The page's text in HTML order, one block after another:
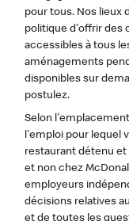
pour tous. Nos lieux
politique d'offrir des
accessibles à tous
aménagements
disponibles sur
postulez.
Selon
l'emploi pour lequel
restaurant détenu
et non chez
employeurs
décisions relatives